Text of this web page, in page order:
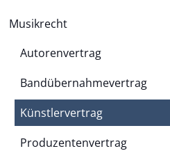
Musikrecht
Autorenvertrag
Bandübernahmevertrag
Künstlervertrag
Produzentenvertrag